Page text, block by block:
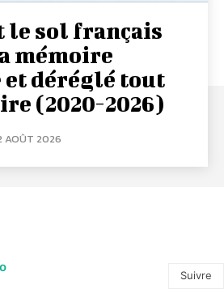
le sol français
mémoire
déréglé tout
(2020-2026)
AOÛT 2026
Suivre